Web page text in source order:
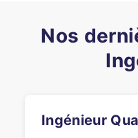
Nos
Ingénieur